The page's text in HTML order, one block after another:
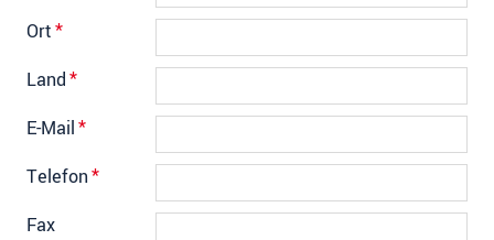
Ort*
Land*
E-Mail*
Telefon*
Fax